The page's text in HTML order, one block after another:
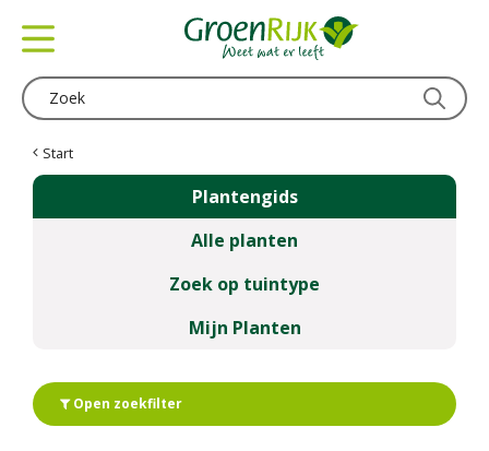
Start
Plantengids
Alle planten
Zoek op tuintype
Mijn Planten
Open zoekfilter